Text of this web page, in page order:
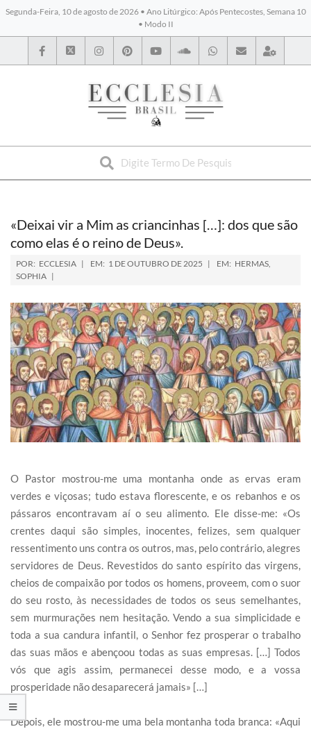
Segunda-Feira, 10 de agosto de 2026 • Ano Litúrgico: Após Pentecostes, Semana 10
• Modo II
BYBLOS
«Deixai vir a Mim as criancinhas […]: dos que são
como elas é o reino de Deus».
POR: ECCLESIA EM: 1 DE OUTUBRO DE 2025 EM: HERMAS,
SOPHIA
O Pastor mostrou-me uma montanha onde as ervas eram
verdes e viçosas; tudo estava florescente, e os rebanhos e os
pássaros encontravam aí o seu alimento. Ele disse-me: «Os
crentes daqui são simples, inocentes, felizes, sem qualquer
ressentimento uns contra os outros, mas, pelo contrário, alegres
servidores de Deus. Revestidos do santo espírito das virgens,
cheios de compaixão por todos os homens, proveem, com o suor
do seu rosto, às necessidades de todos os seus semelhantes,
sem murmurações nem hesitação. Vendo a sua simplicidade e
toda a sua candura infantil, o Senhor fez prosperar o trabalho
das suas mãos e abençoou todas as suas empresas. […] Todos
vós que agis assim, permanecei desse modo, e a vossa
prosperidade não desaparecerá jamais» […]
Depois, ele mostrou-me uma bela montanha toda branca: «Aqui